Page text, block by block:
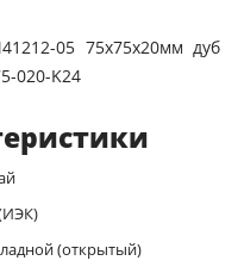
05 75х75х20мм дуб
020-K24
(открытый)